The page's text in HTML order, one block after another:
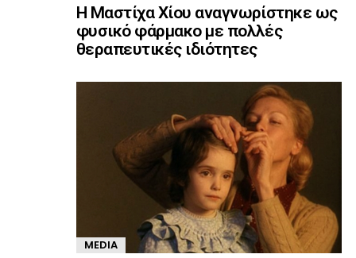
Η Μαστίχα Χίου αναγνωρίστηκε ως
φυσικό φάρμακο με πολλές
θεραπευτικές ιδιότητες
MEDIA